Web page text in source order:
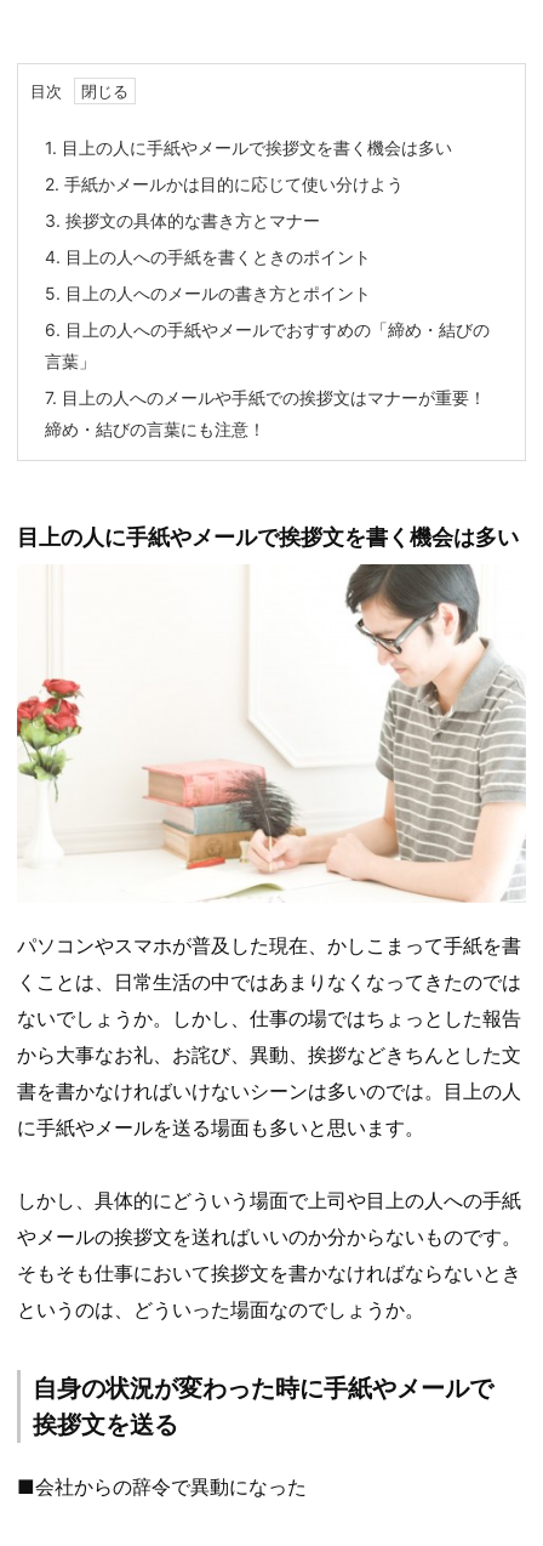
目次
1. 目上の人に手紙やメールで挨拶文を書く機会は多い
2. 手紙かメールかは目的に応じて使い分けよう
3. 挨拶文の具体的な書き方とマナー
4. 目上の人への手紙を書くときのポイント
5. 目上の人へのメールの書き方とポイント
6. 目上の人への手紙やメールでおすすめの「締め・結びの
言葉」
7. 目上の人へのメールや手紙での挨拶文はマナーが重要！
締め・結びの言葉にも注意！
目上の人に手紙やメールで挨拶文を書く機会は多い
パソコンやスマホが普及した現在、かしこまって手紙を書
くことは、日常生活の中ではあまりなくなってきたのでは
ないでしょうか。しかし、仕事の場ではちょっとした報告
から大事なお礼、お詫び、異動、挨拶などきちんとした文
書を書かなければいけないシーンは多いのでは。目上の人
に手紙やメールを送る場面も多いと思います。
しかし、具体的にどういう場面で上司や目上の人への手紙
やメールの挨拶文を送ればいいのか分からないものです。
そもそも仕事において挨拶文を書かなければならないとき
というのは、どういった場面なのでしょうか。
自身の状況が変わった時に手紙やメールで
挨拶文を送る
■会社からの辞令で異動になった